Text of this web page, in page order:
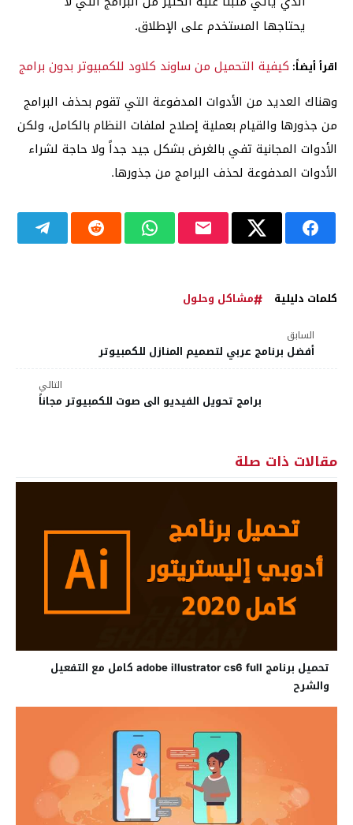
يحتاجها المستخدم على الإطلاق.
اقرأ أيضاً: كيفية التحميل من ساوند كلاود للكمبيوتر بدون برامج
وهناك العديد من الأدوات المدفوعة التي تقوم بحذف البرامج
من جذورها والقيام بعملية إصلاح لملفات النظام بالكامل، ولكن
الأدوات المجانية تفي بالغرض بشكل جيد جداً ولا حاجة لشراء
الأدوات المدفوعة لحذف البرامج من جذورها.
كلمات دليلية مشاكل وحلول
السابق
أفضل برنامج عربي لتصميم المنازل للكمبيوتر
التالي
برامج تحويل الفيديو الى صوت للكمبيوتر مجاناً
مقالات ذات صلة
تحميل برنامج adobe illustrator cs6 full كامل مع التفعيل
والشرح